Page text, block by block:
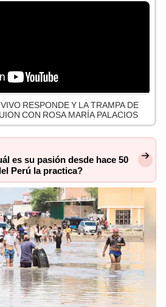
RESPONDE Y LA TRAMPA DE
CON ROSA MARÍA PALACIOS
es su pasión desde hace 50
Perú la practica?